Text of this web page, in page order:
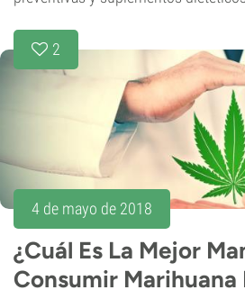
2
4 de mayo de 2018
¿Cuál Es La Mejor
Consumir Marihuana